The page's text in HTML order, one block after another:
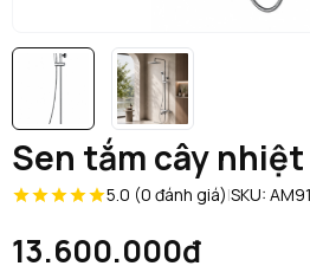
Sen tắm cây nhiệt
5.0 (0 đánh giá)|SKU:
13.600.000đ